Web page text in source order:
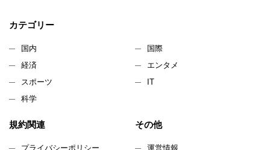
カテゴリー
国内
国際
経済
エンタメ
スポーツ
IT
科学
規約関連
プライバシーポリシー
その他
運営情報